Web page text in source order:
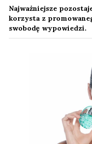
Najważniejsze
korzysta z
swobodę wypowiedzi.